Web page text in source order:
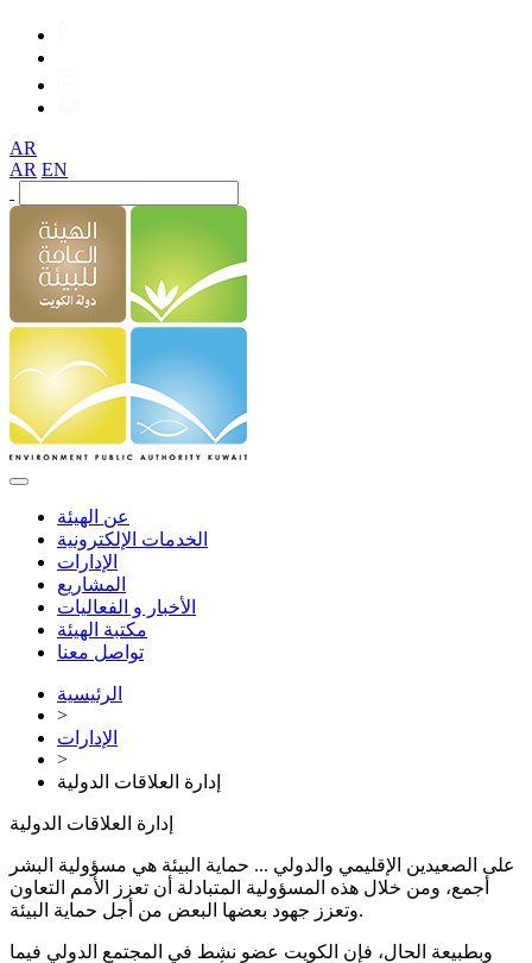
AR
AR EN
عن الهيئة
الخدمات الإلكترونية
الإدارات
المشاريع
الأخبار و الفعاليات
مكتبة الهيئة
تواصل معنا
الرئيسية
>
الإدارات
>
إدارة العلاقات الدولية
إدارة العلاقات الدولية
على الصعيدين الإقليمي والدولي ... حماية البيئة هي مسؤولية البشر
أجمع، ومن خلال هذه المسؤولية المتبادلة أن تعزز الأمم التعاون
وتعزز جهود بعضها البعض من أجل حماية البيئة.
وبطبيعة الحال، فإن الكويت عضو نشط في المجتمع الدولي فيما